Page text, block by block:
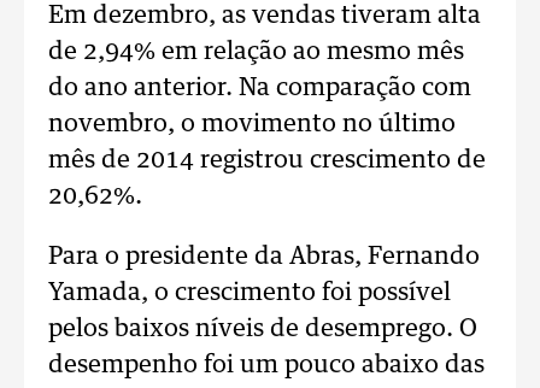
Em dezembro, as vendas tiveram alta
de 2,94% em relação ao mesmo mês
do ano anterior. Na comparação com
novembro, o movimento no último
mês de 2014 registrou crescimento de
20,62%.
Para o presidente da Abras, Fernando
Yamada, o crescimento foi possível
pelos baixos níveis de desemprego. O
desempenho foi um pouco abaixo das